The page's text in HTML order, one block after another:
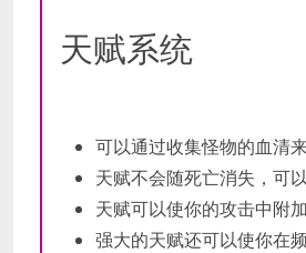
天赋系统
可以通过收集怪物的血清
天赋不会随死亡消失，可
天赋可以使你的攻击中附
强大的天赋还可以使你在